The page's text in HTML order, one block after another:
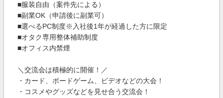
■服装自由（案件先による）
■副業OK（申請後に副業可）
■選べるPC制度※入社後1年が経過した方に限定
■オタク専用整体補助制度
■オフィス内禁煙
＼交流会は積極的に開催！／
・カード、ボードゲーム、ビデオなどの大会！
・コスメやグッズなどを見せ合う交流会！